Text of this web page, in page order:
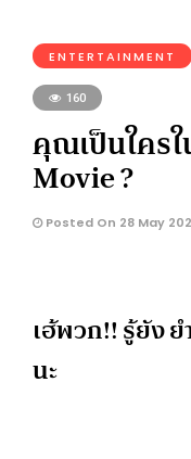
ENTERTAINMENT
160
คุณเป็นใคร
Movie ?
Posted On 28 May
เฮ้พวก!! รู้ยัง
นะ